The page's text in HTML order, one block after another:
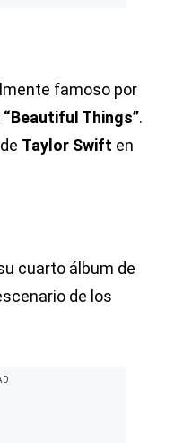
famoso por
“Beautiful Things”.
Taylor Swift en
cuarto álbum de
de los